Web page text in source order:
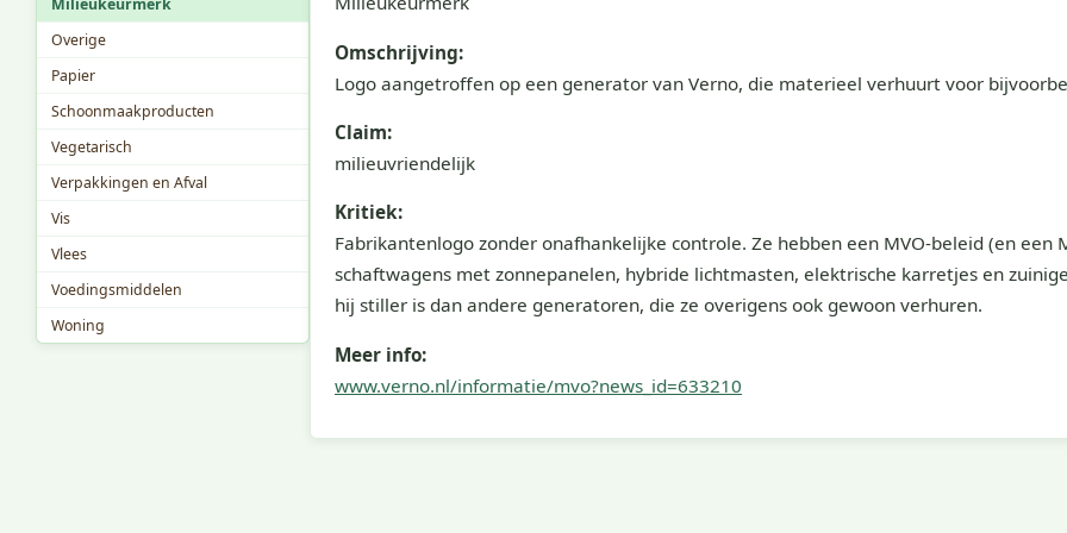
Milieukeurmerk
Overige
Papier
Schoonmaakproducten
Vegetarisch
Verpakkingen en Afval
Vis
Vlees
Voedingsmiddelen
Woning
Omschrijving:
Logo aangetroffen op een generator van Verno, die materieel verhuurt voor
Claim:
milieuvriendelijk
Kritiek:
Fabrikantenlogo zonder onafhankelijke controle. Ze hebben een MVO-beleid (en
schaftwagens met zonnepanelen, hybride lichtmasten, elektrische karretjes en
hij stiller is dan andere generatoren, die ze overigens ook gewoon verhuren.
Meer info:
www.verno.nl/informatie/mvo?news_id=633210